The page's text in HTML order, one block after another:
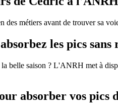
métiers avant de trouver sa
les pics
belle saison ? L'ANRH met à
absorber vos pics